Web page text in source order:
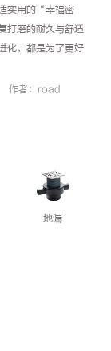
实用的“幸福密
打磨的耐久与舒适
化，都是为了更好
作者：road
地漏